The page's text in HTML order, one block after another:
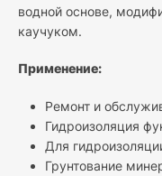
водной основе,
каучуком.
Применение:
Ремонт и
Гидроизоляция
Для
Грунтование